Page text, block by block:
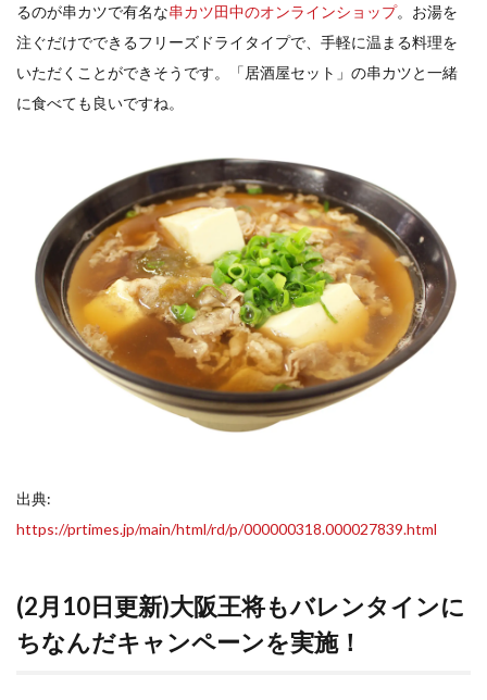
るのが串カツで有名な串カツ田中のオンラインショップ。お湯を
注ぐだけでできるフリーズドライタイプで、手軽に温まる料理を
いただくことができそうです。「居酒屋セット」の串カツと一緒
に食べても良いですね。
出典:
https://prtimes.jp/main/html/rd/p/000000318.000027839.html
(2月10日更新)大阪王将もバレンタインに
ちなんだキャンペーンを実施！